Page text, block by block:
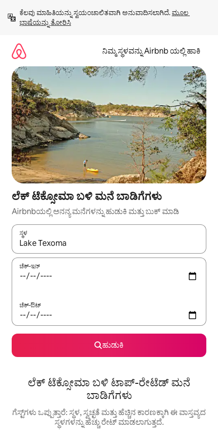
ಹೋಗಿ
ಕೆಲವು ಮಾಹಿತಿಯನ್ನು ಸ್ವಯಂಚಾಲಿತವಾಗಿ ಅನುವಾದಿಸಲಾಗಿದೆ. ಮೂಲ
ಭಾಷೆಯನ್ನು ತೋರಿಸಿ
ನಿಮ್ಮ ಸ್ಥಳವನ್ನು Airbnb ಯಲ್ಲಿ ಹಾಕಿ
ಲೆಕ್ ಟೆಕ್ಸೋಮಾ ಬಳಿ ಮನೆ ಬಾಡಿಗೆಗಳು
Airbnbಯಲ್ಲಿ ಅನನ್ಯ ಮನೆಗಳನ್ನು ಹುಡುಕಿ ಮತ್ತು ಬುಕ್ ಮಾಡಿ
ಸ್ಥಳ
ಫಲಿತಾಂಶಗಳು ಲಭ್ಯವಿರುವಾಗ, ಅಪ್ ಮತ್ತು ಡೌನ್ ಬಾಣದ ಕೀಲಿಗಳೊಂದಿಗೆ
ಚೆಕ್-ಇನ್
ಚೆಕ್-ಔಟ್
ಹುಡುಕಿ
ಲೆಕ್ ಟೆಕ್ಸೋಮಾ ಬಳಿ ಟಾಪ್-ರೇಟೆಡ್ ಮನೆ
ಬಾಡಿಗೆಗಳು
ಗೆಸ್ಟ್‌ಗಳು ಒಪ್ಪುತ್ತಾರೆ: ಸ್ಥಳ, ಸ್ವಚ್ಛತೆ ಮತ್ತು ಹೆಚ್ಚಿನ ಕಾರಣಕ್ಕಾಗಿ ಈ ವಾಸ್ತವ್ಯದ
ಸ್ಥಳಗಳನ್ನು ಹೆಚ್ಚು ರೇಟ್ ಮಾಡಲಾಗುತ್ತದೆ.